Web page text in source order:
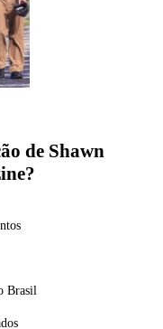
de Shawn
Brasil